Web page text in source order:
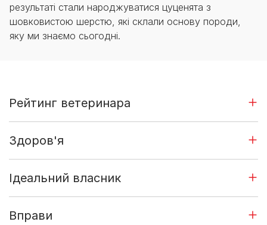
результаті стали народжуватися цуценята з
шовковистою шерстю, які склали основу породи,
яку ми знаємо сьогодні.
Рейтинг ветеринара
Здоров'я
Ідеальний власник
Вправи